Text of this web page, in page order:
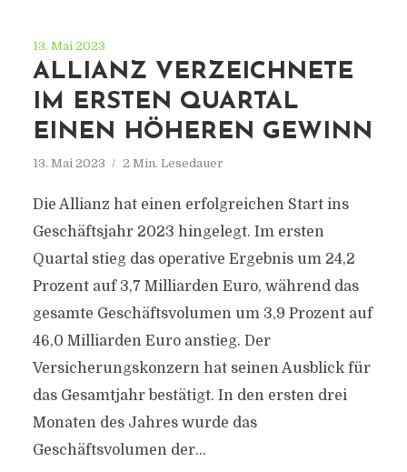
13. Mai 2023
ALLIANZ VERZEICHNETE
IM ERSTEN QUARTAL
EINEN HÖHEREN GEWINN
13. Mai 2023 2 Min. Lesedauer
Die Allianz hat einen erfolgreichen Start ins
Geschäftsjahr 2023 hingelegt. Im ersten
Quartal stieg das operative Ergebnis um 24,2
Prozent auf 3,7 Milliarden Euro, während das
gesamte Geschäftsvolumen um 3,9 Prozent auf
46,0 Milliarden Euro anstieg. Der
Versicherungskonzern hat seinen Ausblick für
das Gesamtjahr bestätigt. In den ersten drei
Monaten des Jahres wurde das
Geschäftsvolumen der...